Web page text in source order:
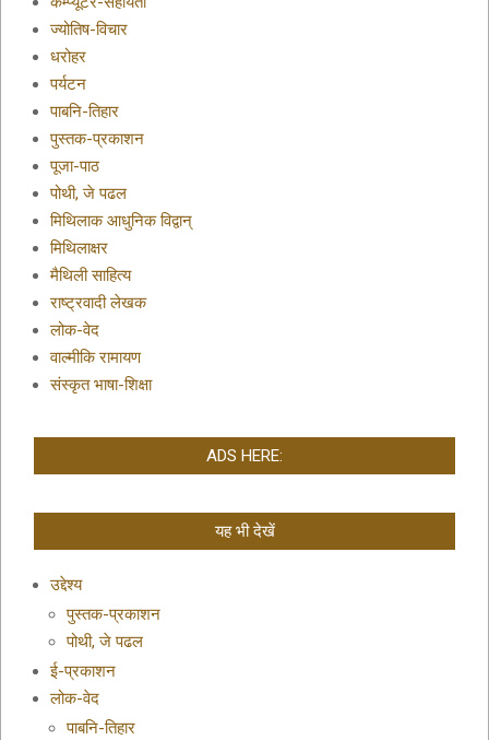
ज्योतिष-विचार
धरोहर
पर्यटन
पाबनि-तिहार
पुस्तक-प्रकाशन
पूजा-पाठ
पोथी, जे पढल
मिथिलाक आधुनिक विद्वान्
मिथिलाक्षर
मैथिली साहित्य
राष्ट्रवादी लेखक
लोक-वेद
वाल्मीकि रामायण
संस्कृत भाषा-शिक्षा
ADS HERE:
यह भी देखें
उद्देश्य
पुस्तक-प्रकाशन
पोथी, जे पढल
ई-प्रकाशन
लोक-वेद
पाबनि-तिहार